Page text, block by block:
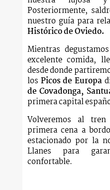
Posteriormente,
nuestro guía para
Histórico de Oviedo.
Mientras
excelente comida,
desde donde
los Picos de Europa
de Covadonga,
primera capital
Volveremos al
primera cena a
estacionado por la
Llanes para
confortable.